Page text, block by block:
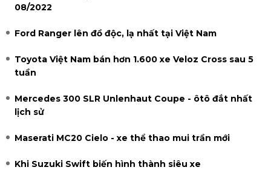
08/2022
Ford Ranger lên đồ độc, lạ nhất tại Việt Nam
Toyota Việt Nam bán hơn 1.600 xe Veloz Cross sau 5
tuần
Mercedes 300 SLR Unlenhaut Coupe - ôtô đắt nhất
lịch sử
Maserati MC20 Cielo - xe thể thao mui trần mới
Khi Suzuki Swift biến hình thành siêu xe